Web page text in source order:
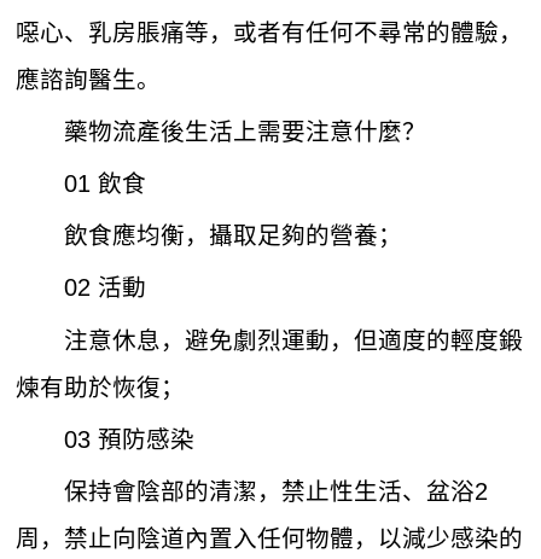
噁心、乳房脹痛等，或者有任何不尋常的體驗，
應諮詢醫生。
藥物流產後生活上需要注意什麼？
01 飲食
飲食應均衡，攝取足夠的營養；
02 活動
注意休息，避免劇烈運動，但適度的輕度鍛
煉有助於恢復；
03 預防感染
保持會陰部的清潔，禁止性生活、盆浴2
周，禁止向陰道內置入任何物體，以減少感染的